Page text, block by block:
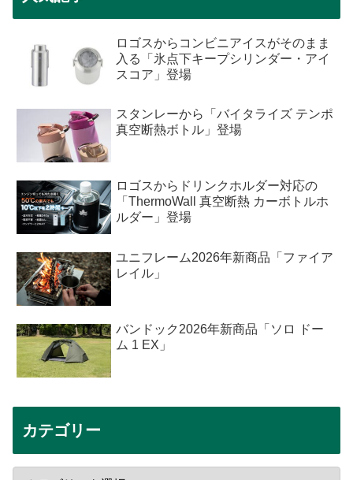
ロゴスからコンビニアイスがそのまま
入る「氷点下キープシリンダー・アイ
スコア」登場
スタンレーから「バイタライズ テンポ
真空断熱ボトル」登場
ロゴスからドリンクホルダー対応の
「ThermoWall 真空断熱 カーボトルホ
ルダー」登場
ユニフレーム2026年新商品「ファイア
レイル」
バンドック2026年新商品「ソロ ドー
ム 1 EX」
カテゴリー